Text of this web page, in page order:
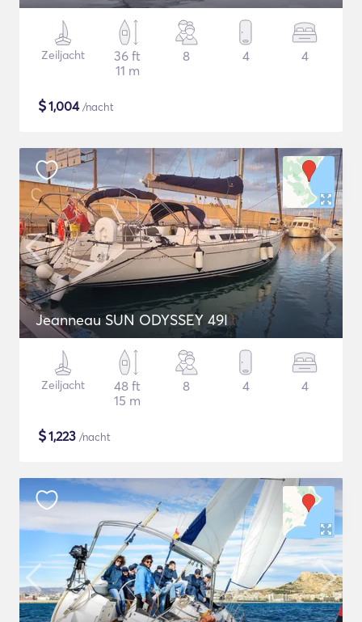
Zeiljacht
36 ft
11 m
8 4 4
$1,004/nacht
Jeanneau SUN ODYSSEY 49I
Zeiljacht
48 ft
15 m
8 4 4
$1,223 /nacht